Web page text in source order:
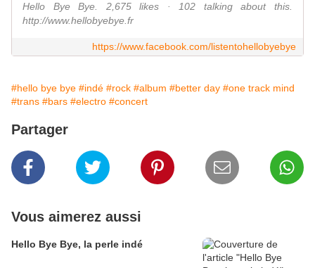
Hello Bye Bye. 2,675 likes · 102 talking about this.
http://www.hellobyebye.fr
https://www.facebook.com/listentohellobyebye
#hello bye bye #indé #rock #album #better day #one track mind
#trans #bars #electro #concert
Partager
Vous aimerez aussi
Hello Bye Bye, la perle indé